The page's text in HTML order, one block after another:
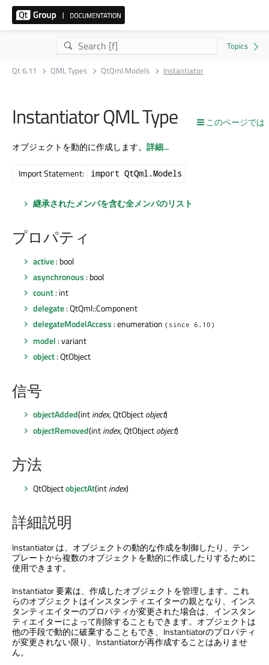
Qt 6.11 QML Types QtQml.Models Instantiator
このページでは
Instantiator QML Type
オブジェクトを動的に作成します。 詳細...
Import Statement: import QtQml.Models
継承されたメンバを含む全メンバのリスト
プロパティ
active: bool
asynchronous : bool
count: int
delegate: QtQml::Component
delegateModelAccess : enumeration (since 6.10)
model : variant
object: QtObject
信号
objectAdded(intindex, QtObjectobject)
objectRemoved(intindex, QtObjectobject)
方法
QtObjectobjectAt(intindex)
詳細説明
Instantiator は、オブジェクトの動的な作成を制御したり、テン
プレートから複数のオブジェクトを動的に作成したりするために
使用できます。
Instantiator 要素は、作成したオブジェクトを管理します。これ
らのオブジェクトはインスタンティエイターの親となり、インス
タンティエイターのプロパティが変更された場合は、インスタン
ティエイターによって削除することもできます。オブジェクトは
他の手段で動的に破棄することもでき、Instantiatorのプロパティ
が変更されない限り、Instantiatorが再作成することはありませ
ん。